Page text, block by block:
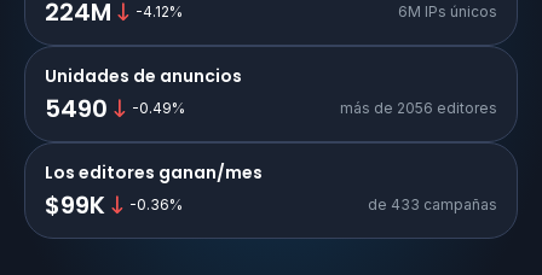
224M -4.12% 6M IPs únicos
Unidades de anuncios
5490 -0.49% más de 2056 editores
Los editores ganan/mes
$99K -0.36% de 433 campañas